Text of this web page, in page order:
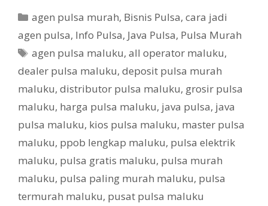
e
b
o
o
k
itt
er
K
a
e
g
o
r
i
agen pulsa murah, Bisnis Pulsa,cara jadi
agen pulsa, Info Pulsa, Java Pulsa, Pulsa Murah
T
a
agen pulsa maluku,all operator maluku,
dealer pulsa maluku, deposit pulsa murah
maluku, distributor pulsa maluku, grosir pulsa
maluku, harga pulsa maluku, java pulsa, java
pulsa maluku, kios pulsa maluku, master pulsa
maluku, ppob lengkap maluku, pulsa elektrik
maluku, pulsa gratis maluku, pulsa murah
maluku, pulsa paling murah maluku, pulsa
termurah maluku, pusat pulsa maluku